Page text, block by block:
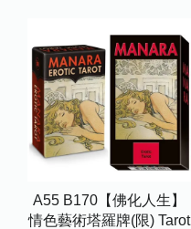
A55 B170【佛化人生】
情色藝術塔羅牌(限) Tarot